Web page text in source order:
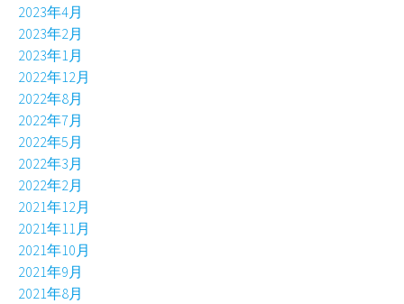
2023年4月
2023年2月
2023年1月
2022年12月
2022年8月
2022年7月
2022年5月
2022年3月
2022年2月
2021年12月
2021年11月
2021年10月
2021年9月
2021年8月